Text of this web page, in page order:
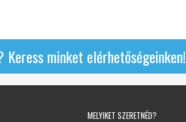
minket elérhetőségeinken!
MELYIKET SZERETNÉD?